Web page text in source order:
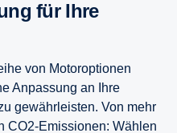
von Motoroptionen
Anpassung an Ihre
gewährleisten. Von mehr
CO2-Emissionen: Wählen